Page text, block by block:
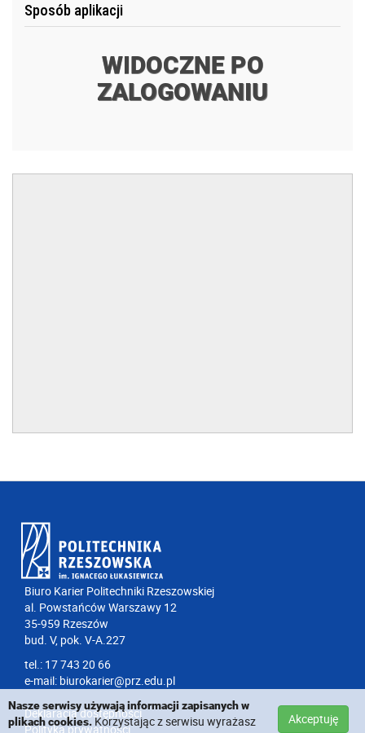
Sposób aplikacji
WIDOCZNE PO
ZALOGOWANIU
Biuro Karier Politechniki Rzeszowskiej
al. Powstańców Warszawy 12
35-959 Rzeszów
bud. V, pok. V-A.227
tel.: 17 743 20 66
e-mail: biurokarier@prz.edu.pl
Deklaracja dostępności
Polityka prywatności
Akceptuję
Nasze serwisy używają informacji zapisanych w
plikach cookies.Korzystając z serwisu wyrażasz